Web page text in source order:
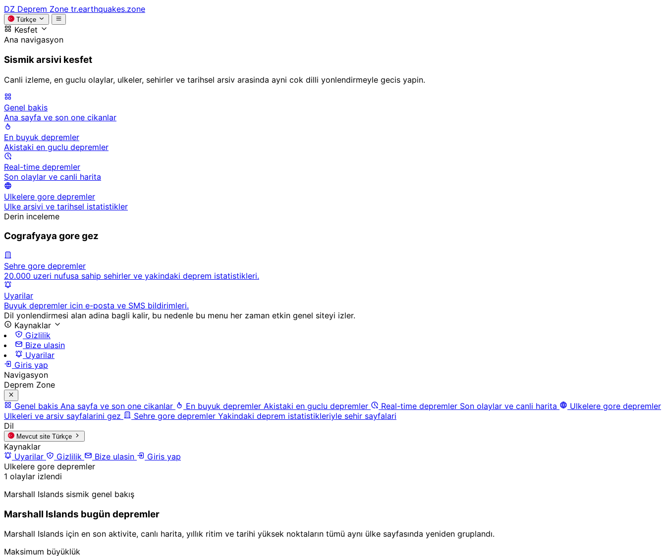
DZ Deprem Zone tr.earthquakes.zone
Türkçe
Kesfet
Ana navigasyon
Sismik arsivi kesfet
Canli izleme, en guclu olaylar, ulkeler, sehirler ve tarihsel arsiv arasinda ayni cok dilli yonlendirmeyle gecis yapin.
Genel bakis
Ana sayfa ve son one cikanlar
En buyuk depremler
Akistaki en guclu depremler
Real-time depremler
Son olaylar ve canli harita
Ulkelere gore depremler
Ulke arsivi ve tarihsel istatistikler
Derin inceleme
Cografyaya gore gez
Sehre gore depremler
20.000 uzeri nufusa sahip sehirler ve yakindaki deprem istatistikleri.
Uyarilar
Buyuk depremler icin e-posta ve SMS bildirimleri.
Dil yonlendirmesi alan adina bagli kalir, bu nedenle bu menu her zaman etkin genel siteyi izler.
Kaynaklar
Gizlilik
Bize ulasin
Uyarilar
Giris yap
Navigasyon
Deprem Zone
Genel bakis Ana sayfa ve son one cikanlar En buyuk depremler Akistaki en guclu depremler Real-time depremler Son olaylar ve canli harita
Ulkelere gore depremler
Ulkeleri ve arsiv sayfalarini gez
Sehre gore depremler Yakindaki deprem istatistikleriyle sehir sayfalari
Dil
Mevcut site Türkçe
Kaynaklar
Uyarilar
Gizlilik Bize ulasin
Giris yap
Ulkelere gore depremler
1 olaylar izlendi
Marshall Islands sismik genel bakış
Marshall Islands bugün depremler
Marshall Islands için en son aktivite, canlı harita, yıllık ritim ve tarihi yüksek noktaların tümü aynı ülke sayfasında yeniden gruplandı.
Maksimum büyüklük